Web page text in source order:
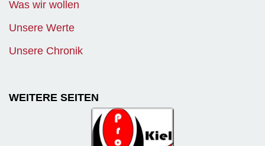
Was wir wollen
Unsere Werte
Unsere Chronik
WEITERE SEITEN